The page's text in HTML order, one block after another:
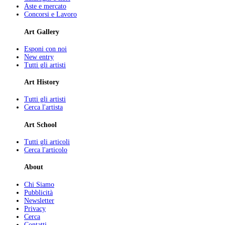
Aste e mercato
Concorsi e Lavoro
Art Gallery
Esponi con noi
New entry
Tutti gli artisti
Art History
Tutti gli artisti
Cerca l'artista
Art School
Tutti gli articoli
Cerca l'articolo
About
Chi Siamo
Pubblicità
Newsletter
Privacy
Cerca